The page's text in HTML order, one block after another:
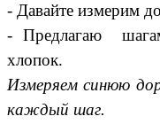
- Давайте измерим
- Предлагаю
хлопок.
Измеряем синюю
каждый шаг.